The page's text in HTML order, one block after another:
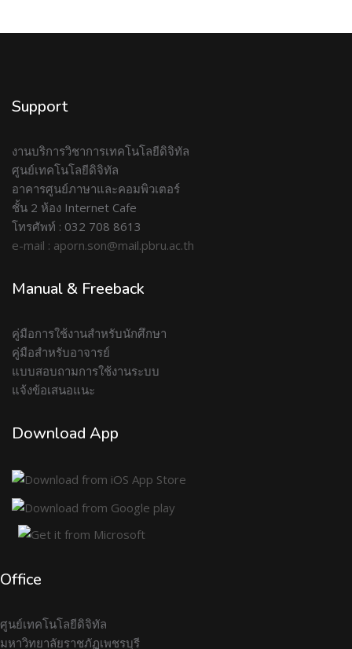
Support
งานบริการวิชาการเทคโนโลยีดิจิทัล
ศูนย์เทคโนโลยีดิจิทัล
อาคารศูนย์ภาษาและคอมพิวเตอร์
ชั้น 2 ห้อง Internet Cafe
โทรศัพท์ : 032 708 8613
e-mail : aporn.son@mail.pbru.ac.th
Manual & Freeback
คู่มือการใช้งานสำหรับนักศึกษา
คู่มือสำหรับอาจารย์
แบบสอบถามการใช้งานระบบ
แจ้งข้อเสนอแนะ
Download App
Office
ศูนย์เทคโนโลยีดิจิทัล
มหาวิทยาลัยราชภัฏเพชรบุรี